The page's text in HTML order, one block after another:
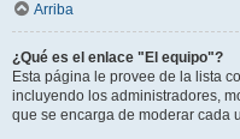
Arriba
¿Qué es el enlace "El equipo"?
Esta página le provee de la lista
incluyendo los administradores,
que se encarga de moderar cada